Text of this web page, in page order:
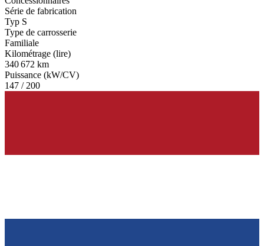
Série de fabrication
Typ S
Type de carrosserie
Familiale
Kilométrage (lire)
340 672 km
Puissance (kW/CV)
147 / 200